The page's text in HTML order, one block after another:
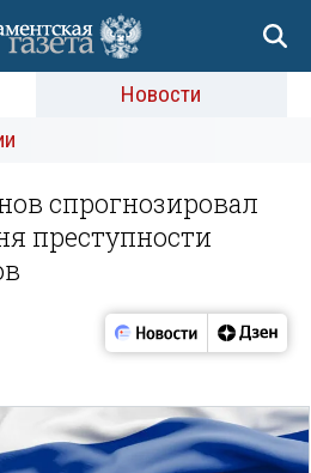
Новости
спрогнозировал
преступности